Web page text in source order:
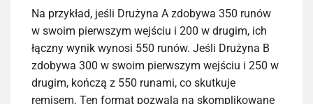
Na przykład, jeśli Drużyna A zdobywa 350 runów
w swoim pierwszym wejściu i 200 w drugim, ich
łączny wynik wynosi 550 runów. Jeśli Drużyna B
zdobywa 300 w swoim pierwszym wejściu i 250 w
drugim, kończą z 550 runami, co skutkuje
remisem. Ten format pozwala na skomplikowane